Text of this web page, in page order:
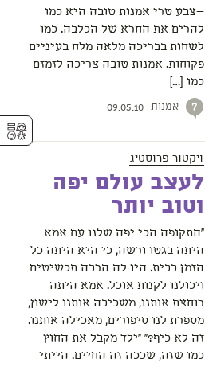
—צבע טרי אמנות טובה היא כמו
להרים את החרא של הכלבה. כמו
לשחות בבריכה מלאה מלח בעיניים
פקוחות. אמנות טובה צריכה לזמזם
כמו […]
7 אמנות 09.05.10
ויקטור פרוסטיג
לעצב עולם יפה
וטוב יותר
"התקופה הכי יפה שלנו עם אמא
היתה בגטו ורשה, כי היא היתה כל
הזמן בבית. היו לה הרבה תכשיטים
ויכולנו לקנות אוכל. אמא היתה
רוחצת אותנו, משכיבה אותנו לישון,
מספרת לנו סיפורים, מאכילה אותנו.
זה לא כיף?" "ילד מקבל את החוץ
כמו שזה, שככה זה החיים. הייתי
⚥︎